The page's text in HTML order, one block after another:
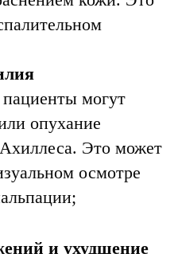
могут
опухание
Это может
осмотре
и ухудшение